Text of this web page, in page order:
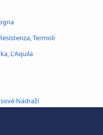
Termoli
L'Aquila
Nádraží